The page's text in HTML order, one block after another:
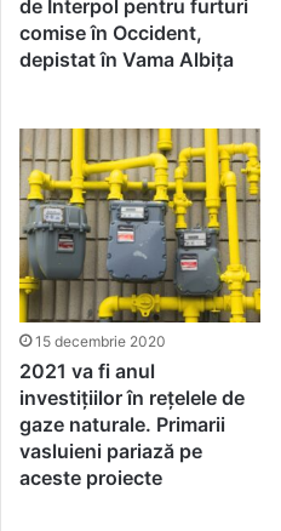
de Interpol pentru furturi
comise în Occident,
depistat în Vama Albița
15 decembrie 2020
2021 va fi anul
investițiilor în rețelele de
gaze naturale. Primarii
vasluieni pariază pe
aceste proiecte